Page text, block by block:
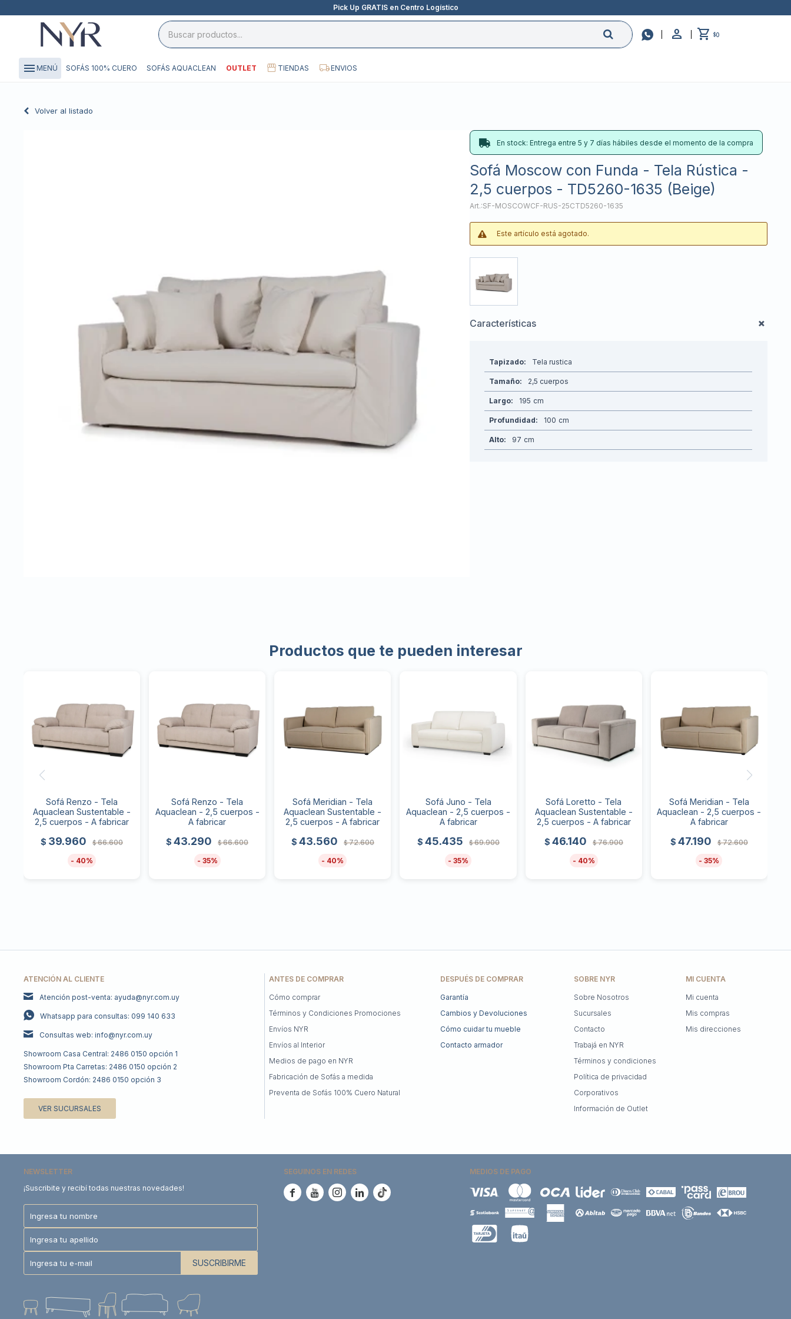
Pick Up GRATIS en Centro Logístico
 $0
menu MENÚ SOFÁS 100% CUERO SOFÁS AQUACLEAN OUTLET TIENDAS ENVIOS
Volver al listado
En stock: Entrega entre 5 y 7 días hábiles desde el momento de la compra
Sofá Moscow con Funda - Tela Rústica -
2,5 cuerpos - TD5260-1635 (Beige)
SF-MOSCOWCF-RUS-25CTD5260-1635
Este artículo está agotado.
Características
Tapizado Tela rustica
Tamaño 2,5 cuerpos
Largo 195
Profundidad 100
Alto 97
Productos que te pueden interesar
Sofá Renzo - Tela
Aquaclean Sustentable -
2,5 cuerpos - A fabricar
$ 39.960 $ 66.600
40
Sofá Renzo - Tela
Aquaclean - 2,5 cuerpos -
A fabricar
$ 43.290 $ 66.600
35
Sofá Meridian - Tela
Aquaclean Sustentable -
2,5 cuerpos - A fabricar
$ 43.560 $ 72.600
40
Sofá Juno - Tela
Aquaclean - 2,5 cuerpos -
A fabricar
$ 45.435 $ 69.900
35
Sofá Loretto - Tela
Aquaclean Sustentable -
2,5 cuerpos - A fabricar
$ 46.140 $ 76.900
40
Sofá Meridian - Tela
Aquaclean - 2,5 cuerpos -
A fabricar
$ 47.190 $ 72.600
35
ATENCIÓN AL CLIENTE
Atención post-venta: ayuda@nyr.com.uy
Whatsapp para consultas: 099 140 633
Consultas web: info@nyr.com.uy
Showroom Casa Central: 2486 0150 opción 1
Showroom Pta Carretas: 2486 0150 opción 2
Showroom Cordón: 2486 0150 opción 3
VER SUCURSALES
DESPUÉS DE COMPRAR
Garantía
Cambios y Devoluciones
Cómo cuidar tu mueble
Contacto armador
SOBRE NYR
Sobre Nosotros
Sucursales
Contacto
Trabajá en NYR
Términos y condiciones
Política de privacidad
Corporativos
Información de Outlet
ANTES DE COMPRAR
Cómo comprar
Términos y Condiciones Promociones
Envíos NYR
Envíos al Interior
Medios de pago en NYR
Fabricación de Sofás a medida
Preventa de Sofás 100% Cuero Natural
MI CUENTA
Mi cuenta
Mis compras
Mis direcciones
NEWSLETTER
¡Suscribite y recibí todas nuestras novedades!
SUSCRIBIRME
SEGUINOS EN REDES
    
MEDIOS DE PAGO
close